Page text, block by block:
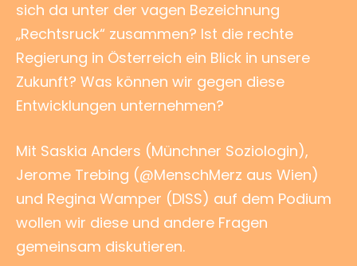
sich da unter der vagen Bezeichnung
„Rechtsruck“ zusammen? Ist die rechte
Regierung in Österreich ein Blick in unsere
Zukunft? Was können wir gegen diese
Entwicklungen unternehmen?
Mit Saskia Anders (Münchner Soziologin),
Jerome Trebing (@MenschMerz aus Wien)
und Regina Wamper (DISS) auf dem Podium
wollen wir diese und andere Fragen
gemeinsam diskutieren.